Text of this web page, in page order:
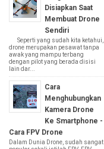
Disiapkan Saat
Membuat Drone
Sendiri
Seperti yang sudah kita ketahui,
drone merupakan pesawat tanpa
awak yang mampu terbang
dengan pilot yang berada disisi
lain dar...
Cara
Menghubungkan
Kamera Drone
Ke Smartphone -
Cara FPV Drone
Dalam Dunia Drone, sudah sangat